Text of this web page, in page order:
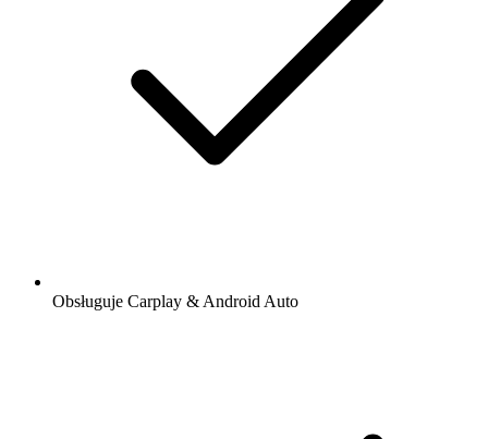
Obsługuje Carplay & Android Auto